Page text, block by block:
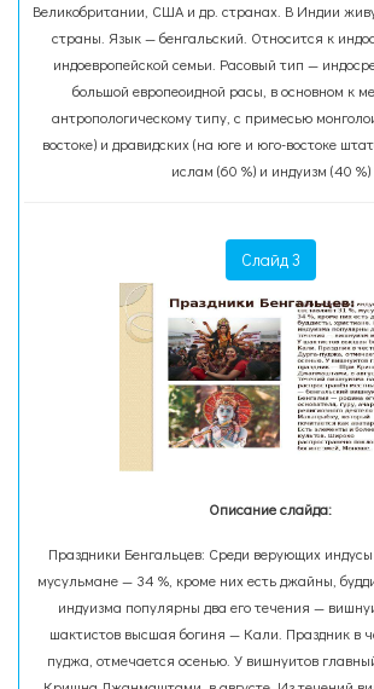
Великобритании, США и др. странах. В Индии
страны. Язык — бенгальский. Относится к
индоевропейской семьи. Расовый тип —
большой европеоидной расы, в основном к
антропологическому типу, с примесью
востоке) и дравидских (на юге и юго-востоке
ислам (60 %) и индуизм (40 %)
Слайд 3
Описание слайда:
Праздники Бенгальцев: Среди верующих индусы
мусульмане — 34 %, кроме них есть джайны,
индуизма популярны два его течения —
шактистов высшая богиня — Кали. Праздник в
пуджа, отмечается осенью. У вишнуитов